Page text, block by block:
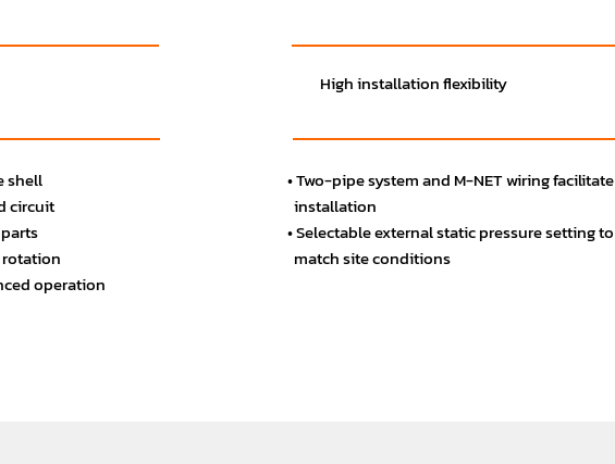
shell
circuit
rotation
operation
High installation flexibility
• Two-pipe system and M-NET wiring facilitate
installation
• Selectable external static pressure setting to
match site conditions